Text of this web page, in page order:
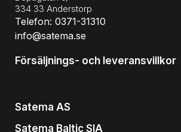
334 33 Anderstorp
Telefon: 0371-31310
info@satema.se
Försäljnings- och leveransvillkor
Satema AS
Satema Baltic SIA